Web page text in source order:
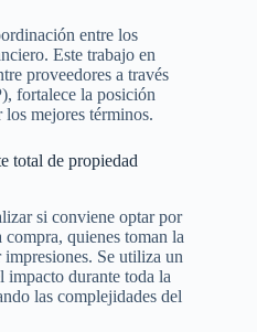
entre los
Este trabajo en
proveedores a través
fortalece la posición
mejores términos.
total de propiedad
si conviene optar por
quienes toman la
Se utiliza un
impacto durante toda la
las complejidades del